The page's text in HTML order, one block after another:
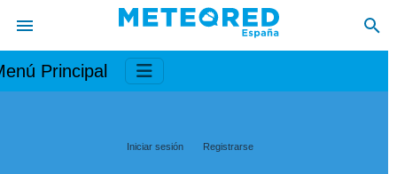
Principal
Iniciar sesión Registrarse